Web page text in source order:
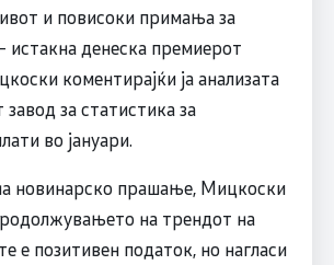
и повисоки примања за
истакна денеска премиерот
коментирајќи ја анализата
за статистика за
во јануари.
новинарско прашање, Мицкоски
на трендот на
е позитивен податок, но нагласи